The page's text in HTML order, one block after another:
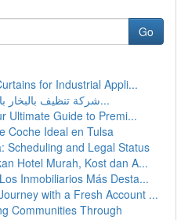
Go
for Industrial Appli...
شركة تنظيف بالبخار بالرياض: المفتاح الأمثل...
Ultimate Guide to Premi...
Coche Ideal en Tulsa
Scheduling and Legal Status
Hotel Murah, Kost dan A...
Inmobiliarios Más Desta...
with a Fresh Account ...
Communities Through